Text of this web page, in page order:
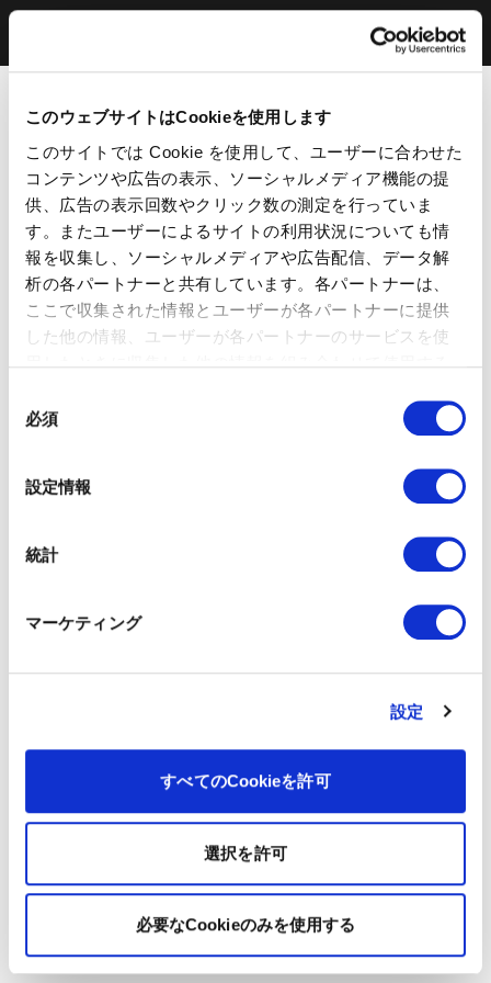
このウェブサイトはCookieを使用します
このサイトでは Cookie を使用して、ユーザーに合わせた
コンテンツや広告の表示、ソーシャルメディア機能の提
供、広告の表示回数やクリック数の測定を行っていま
す。またユーザーによるサイトの利用状況についても情
報を収集し、ソーシャルメディアや広告配信、データ解
析の各パートナーと共有しています。各パートナーは、
ここで収集された情報とユーザーが各パートナーに提供
した他の情報、ユーザーが各パートナーのサービスを使
ッキーに同意したことになります。
必須
設定情報
統計
マーケティング
設定
すべてのCookieを許可
選択を許可
必要なCookieのみを使用する